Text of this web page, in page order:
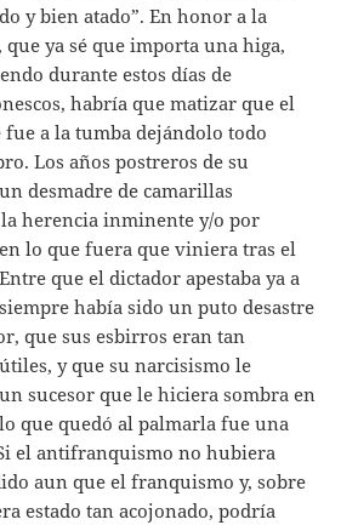
y bien atado”. En honor a la
ya sé que importa una higa,
durante estos días de
habría que matizar que el
a la tumba dejándolo todo
Los años postreros de su
desmadre de camarillas
herencia inminente y/o por
lo que fuera que viniera tras el
que el dictador apestaba ya a
había sido un puto desastre
que sus esbirros eran tan
y que su narcisismo le
sucesor que le hiciera sombra en
que quedó al palmarla fue una
el antifranquismo no hubiera
aun que el franquismo y, sobre
estado tan acojonado, podría